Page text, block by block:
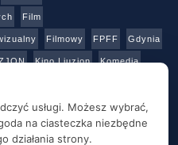
Film
Filmowy FPFF Gdynia
Kino Liuzjon Komedia
Sony Sztuka Teatr
Warsztaty Wideo
usługi. Możesz wybrać,
na ciasteczka niezbędne
działania strony.